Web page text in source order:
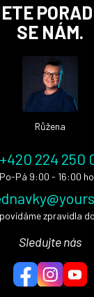
SE NÁM.
Růžena
224 250
Pá 9:00 - 16:00
zpravidla
Sledujte nás